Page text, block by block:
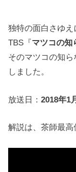
独特の面白さゆえ
TBS『マツコの知
そのマツコの知ら
しました。
放送日：2018年1
解説は、茶師最高